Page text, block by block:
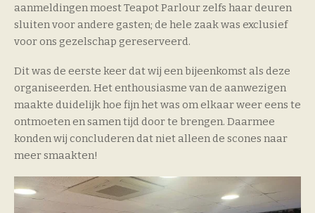
aanmeldingen moest Teapot Parlour zelfs haar deuren
sluiten voor andere gasten; de hele zaak was exclusief
voor ons gezelschap gereserveerd.
Dit was de eerste keer dat wij een bijeenkomst als deze
organiseerden. Het enthousiasme van de aanwezigen
maakte duidelijk hoe fijn het was om elkaar weer eens te
ontmoeten en samen tijd door te brengen. Daarmee
konden wij concluderen dat niet alleen de scones naar
meer smaakten!